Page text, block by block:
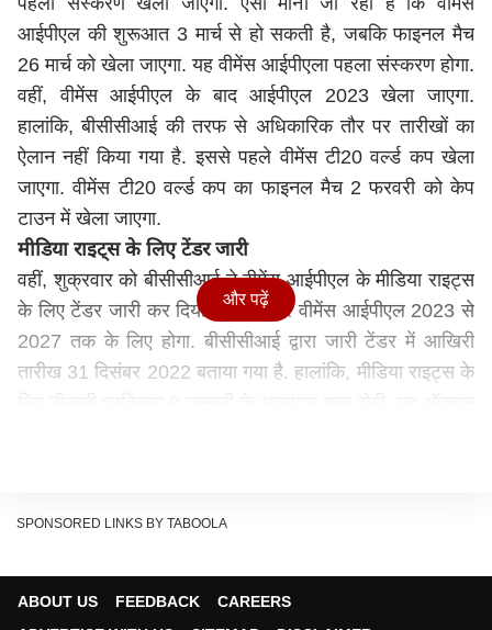
आईपीएल की शुरूआत 3 मार्च से हो सकती है, जबकि फाइनल मैच
26 मार्च को खेला जाएगा. यह वीमेंस आईपीएला पहला संस्करण होगा.
वहीं, वीमेंस आईपीएल के बाद आईपीएल 2023 खेला जाएगा.
हालांकि, बीसीसीआई की तरफ से अधिकारिक तौर पर तारीखों का
ऐलान नहीं किया गया है. इससे पहले वीमेंस टी20 वर्ल्ड कप खेला
जाएगा. वीमेंस टी20 वर्ल्ड कप का फाइनल मैच 2 फरवरी को केप
टाउन में खेला जाएगा.
मीडिया राइट्स के लिए टेंडर जारी
वहीं, शुक्रवार को बीसीसीआई ने वीमेंस आईपीएल के मीडिया राइट्स
के लिए टेंडर जारी कर दिया है. यह टेंडर वीमेंस आईपीएल 2023 से
2027 तक के लिए होगा. बीसीसीआई द्वारा जारी टेंडर में आखिरी
तारीख 31 दिसंबर 2022 बताया गया है. हालांकि, मीडिया राइट्स के
है.
और पढ़ें
SPONSORED LINKS BY TABOOLA
ABOUT US FEEDBACK
CAREERS